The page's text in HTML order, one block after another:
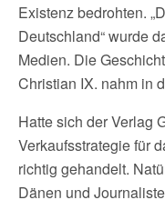
Existenz bedrohten.
Deutschland“ wurde
Medien. Die
Christian IX. nahm in
Hatte sich der Verlag
Verkaufsstrategie für
richtig gehandelt.
Dänen und